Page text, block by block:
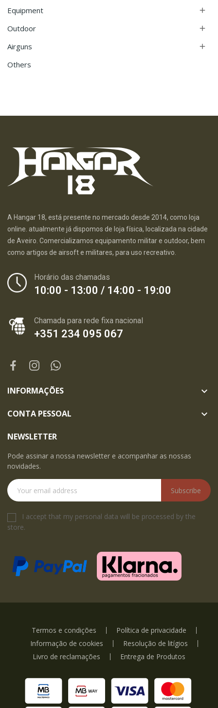
Equipment 
Outdoor 
Airguns 
Others
A Hangar 18, está presente no mercado desde 2014, como loja
online. atualmente já dispomos de loja física, localizada na cidade
de Aveiro. Comercializamos equipamento militar e outdoor, bem
como artigos de airsoft e militares, para uso recreativo.
Horário das chamadas
10:00 - 13:00 / 14:00 - 19:00
Chamada para rede fixa nacional
+351 234 095 067
INFORMAÇÕES 
CONTA PESSOAL 
NEWSLETTER
Pode assinar a nossa newsletter e acompanhar as nossas
novidades.
Subscribe
I accept that my personal data will be processed by the
store.
Termos e condições
Política de privacidade
Informação de cookies
Resolução de litígios
Livro de reclamações
Entrega de Produtos